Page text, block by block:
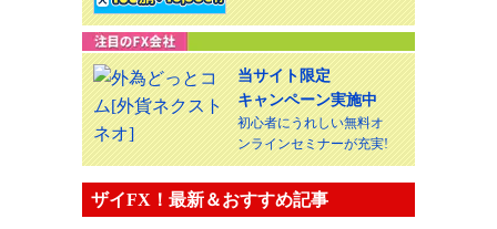
当サイト限定
キャンペーン実施中
初心者にうれしい無料オ
ンラインセミナーが充実!
ザイFX！最新＆おすすめ記事